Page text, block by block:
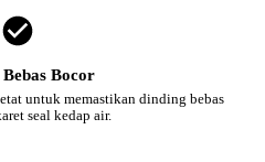
Bocor
untuk memastikan dinding bebas
seal kedap air.